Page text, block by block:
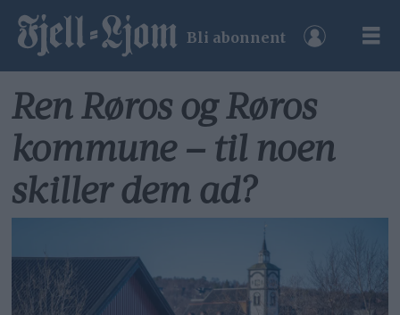
Bli abonnent
Ren Røros og Røros
kommune – til noen
skiller dem ad?